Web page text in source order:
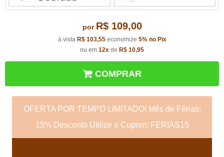
por R$ 109,00
à vista R$ 103,55economize 5% no Pix
ou em 12x de R$ 10,95
COMPRAR
OFERTA POR TEMPO LIMITADO! Mês de Férias:
15% Desconto Utilize o Cupom: FERIAS15